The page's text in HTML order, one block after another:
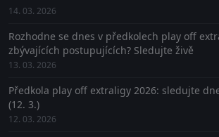
14. 03. 2026
Rozhodne se dnes v předkolech play off
zbývajících postupujících? Sledujte živě
13. 03. 2026
Předkola play off extraligy 2026: sledujte
(12. 3.)
12. 03. 2026